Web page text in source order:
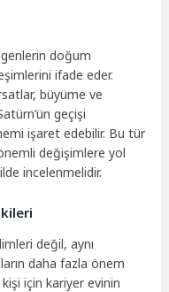
doğum
ifade eder.
büyüme ve
geçişi
işaret edebilir. Bu tür
değişimlere yol
incelenmelidir.
değil, aynı
daha fazla önem
için kariyer evinin